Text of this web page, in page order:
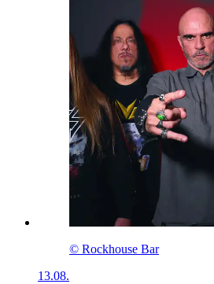
© Rockhouse Bar
13.08.